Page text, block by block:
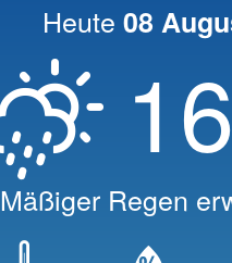
Heute 08
16
Mäßiger Regen